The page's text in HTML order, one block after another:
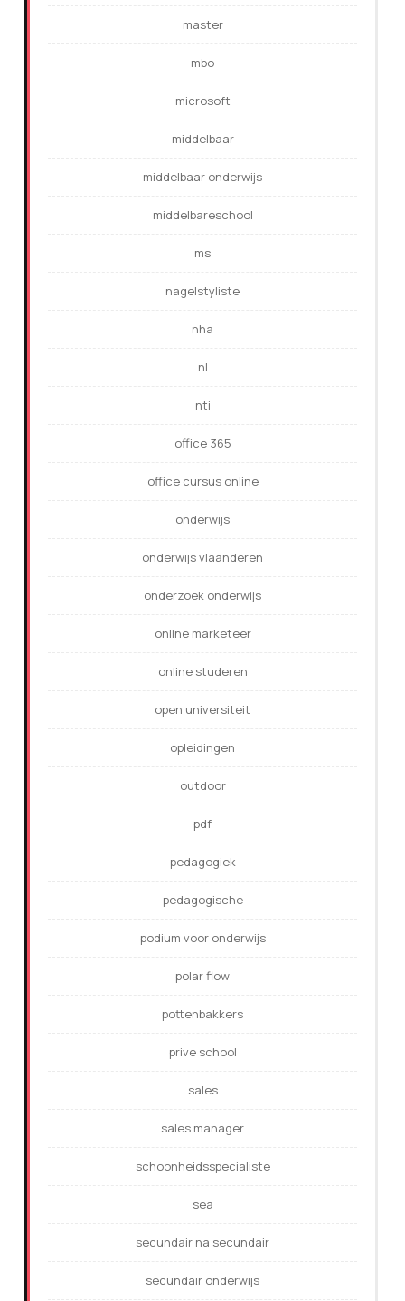
master
mbo
microsoft
middelbaar
middelbaar onderwijs
middelbareschool
ms
nagelstyliste
nha
nl
nti
office 365
office cursus online
onderwijs
onderwijs vlaanderen
onderzoek onderwijs
online marketeer
online studeren
open universiteit
opleidingen
outdoor
pdf
pedagogiek
pedagogische
podium voor onderwijs
polar flow
pottenbakkers
prive school
sales
sales manager
schoonheidsspecialiste
sea
secundair na secundair
secundair onderwijs